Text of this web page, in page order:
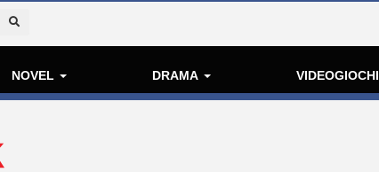
NOVEL DRAMA VIDEOGIOCHI